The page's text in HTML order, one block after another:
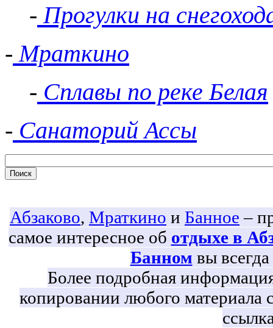
- Прогулки на
- Мраткино
- Сплавы по реке Белая
- Санаторий Ассы
Абзаково, Мраткино и Банное –
самое интересное об отдыхе в
Банном вы
Более подробная
копировании любого материала